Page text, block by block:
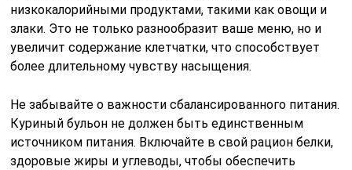
низкокалорийными продуктами, такими как овощи и
злаки. Это не только разнообразит ваше меню, но и
увеличит содержание клетчатки, что способствует
более длительному чувству насыщения.
Не забывайте о важности сбалансированного питания.
Куриный бульон не должен быть единственным
источником питания. Включайте в свой рацион белки,
здоровые жиры и углеводы, чтобы обеспечить